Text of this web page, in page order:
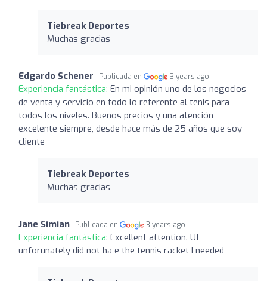
Tiebreak Deportes
Muchas gracias
Edgardo Schener Publicada en 3 years ago
Experiencia fantástica: En mi opinión uno de los negocios
de venta y servicio en todo lo referente al tenis para
todos los niveles. Buenos precios y una atención
excelente siempre, desde hace más de 25 años que soy
cliente
Tiebreak Deportes
Muchas gracias
Jane Simian Publicada en 3 years ago
Experiencia fantástica: Excellent attention. Ut
unforunately did not ha e the tennis racket I needed